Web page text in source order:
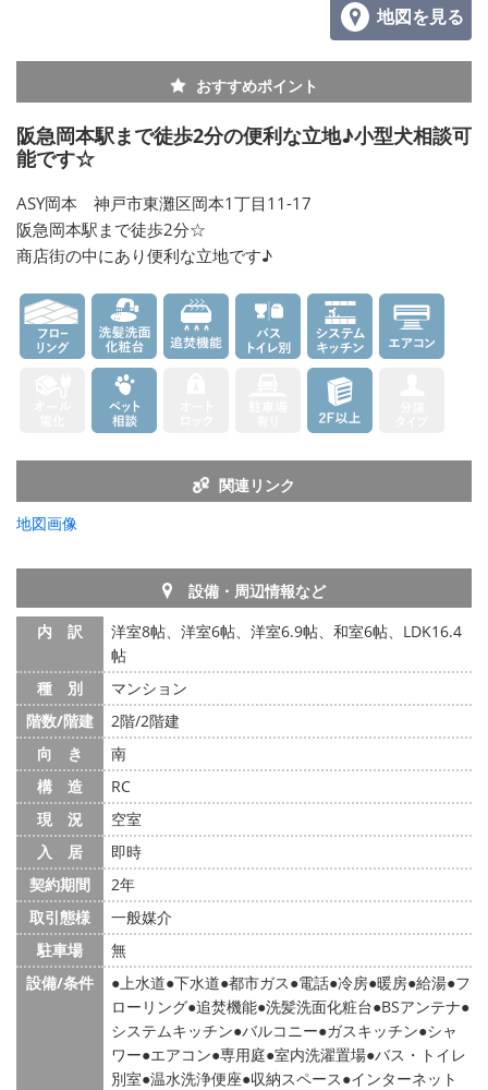
地図を見る
おすすめポイント
阪急岡本駅まで徒歩2分の便利な立地♪小型犬相談可
能です☆
ASY岡本 神戸市東灘区岡本1丁目11-17
阪急岡本駅まで徒歩2分☆
商店街の中にあり便利な立地です♪
関連リンク
地図画像
設備・周辺情報など
内 訳
洋室8帖、洋室6帖、洋室6.9帖、和室6帖、LDK16.4
帖
種 別
マンション
階数/階建
2階/2階建
向 き
南
構 造
RC
現 況
空室
入 居
即時
契約期間
2年
取引態様
一般媒介
駐車場
無
設備/条件
上水道 下水道 都市ガス 電話 冷房 暖房 給湯 フ
ローリング 追焚機能 洗髪洗面化粧台 BSアンテナ
システムキッチン バルコニー ガスキッチン シャ
ワー エアコン 専用庭 室内洗濯置場 バス・トイレ
別室 温水洗浄便座 収納スペース インターネット